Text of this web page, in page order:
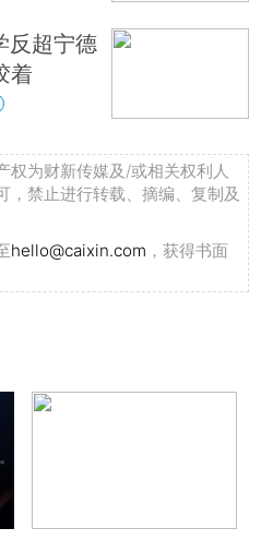
反超宁德
着
权为财新传媒及/或相关权利人
，禁止进行转载、摘编、复制及
hello@caixin.com ，获得书面